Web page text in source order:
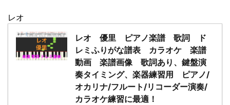
レオ
レオ 優里 ピアノ楽譜 歌詞 ド
レミふりがな譜表 カラオケ 楽譜
動画 楽譜画像 歌詞あり、鍵盤演
奏タイミング、楽器練習用 ピアノ/
オカリナ/フルート/リコーダー演奏/
カラオケ練習に最適！